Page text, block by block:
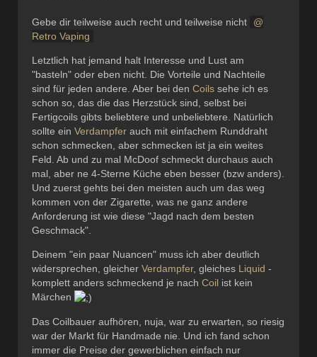
Gebe dir teilweise auch recht und teilweise nicht
Retro Vaping
Letztlich hat jemand halt Interesse und Lust am
"basteln" oder eben nicht. Die Vorteile und Nachteile
sind für jeden andere. Aber bei den Coils sehe ich es
schon so, das die das Herzstück sind, selbst bei
Fertigcoils gibts beliebtere und unbeliebtere. Natürlich
sollte ein Verdampfer auch mit einfachem Runddraht
schon schmecken, aber schmecken ist ja ein weites
Feld. Ab und zu mal McDoof schmeckt durchaus auch
mal, aber ne 4-Sterne Küche eben besser (bzw anders).
Und zuerst gehts bei den meisten auch um das weg
kommen von der Zigarette, was ne ganz andere
Anforderung ist wie diese "Jagd nach dem besten
Geschmack".
Deinem "ein paar Nuancen" muss ich aber deutlich
widersprechen, gleicher Verdampfer, gleiches Liquid -
komplett anders schmeckend je nach Coil ist kein
Märchen
Das Coilbauer aufhören, nuja, war zu erwarten, so riesig
war der Markt für Handmade nie. Und ich fand schon
immer die Preise der gewerblichen einfach nur